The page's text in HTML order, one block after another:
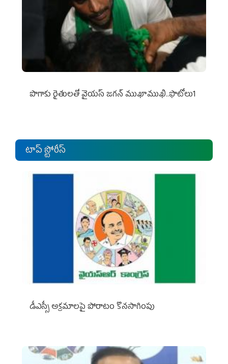
పొగాకు రైతుల‌తో వైయ‌స్ జ‌గ‌న్ ముఖాముఖి..ఫొటోలు1
టాప్ స్టోరీస్
డీఎస్సీ అక్రమాలపై పోరాటం కొనసాగింపు